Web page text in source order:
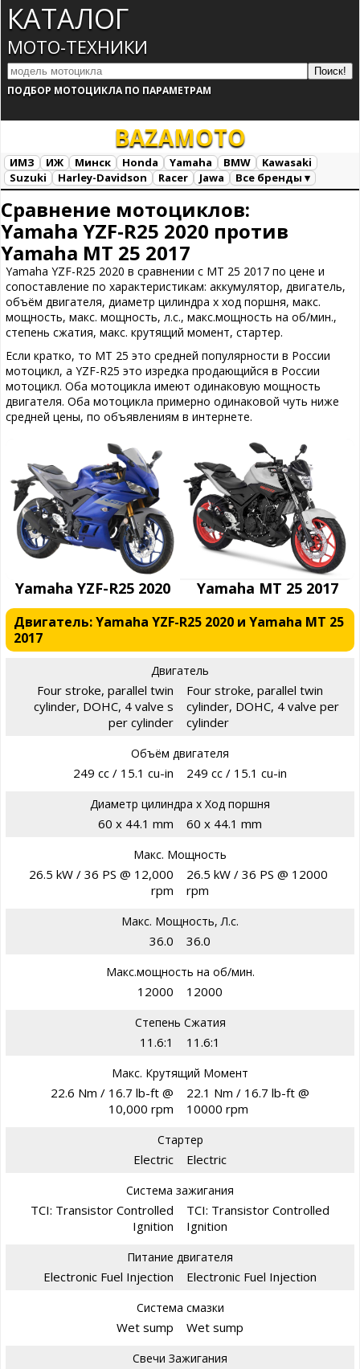
КАТАЛОГ
МОТО-ТЕХНИКИ
ПОДБОР МОТОЦИКЛА ПО ПАРАМЕТРАМ
BAZAMOTO
ИМЗ ИЖ Минск Honda Yamaha BMW
Kawasaki
Suzuki
Harley-Davidson Racer Jawa
Все бренды ▾
Сравнение мотоциклов:
Yamaha YZF-R25 2020 против
Yamaha MT 25 2017
Yamaha YZF-R25 2020 в сравнении с MT 25 2017 по цене и
сопоставление по характеристикам: аккумулятор, двигатель,
объём двигателя, диаметр цилиндра х ход поршня, макс.
мощность, макс. мощность, л.с., макс.мощность на об/мин.,
степень сжатия, макс. крутящий момент, стартер.
Если кратко, то MT 25 это средней популярности в России
мотоцикл, а YZF-R25 это изредка продающийся в России
мотоцикл. Оба мотоцикла имеют одинаковую мощность
двигателя. Оба мотоцикла примерно одинаковой чуть ниже
средней цены, по объявлениям в интернете.
Yamaha YZF-R25 2020 Yamaha MT 25 2017
Двигатель: Yamaha YZF-R25 2020 и Yamaha MT 25
2017
Двигатель
Four stroke, parallel twin
cylinder, DOHC, 4 valve s
per cylinder
Four stroke, parallel twin
cylinder, DOHC, 4 valve per
cylinder
Объём двигателя
249 cc / 15.1 cu-in 249 cc / 15.1 cu-in
Диаметр цилиндра х Ход поршня
60 x 44.1 mm 60 x 44.1 mm
Макс. Мощность
26.5 kW / 36 PS @ 12,000
rpm
26.5 kW / 36 PS @ 12000
rpm
Макс. Мощность, Л.с.
36.0 36.0
Макс.мощность на об/мин.
12000 12000
Степень Сжатия
11.6:1 11.6:1
Макс. Крутящий Момент
22.6 Nm / 16.7 lb-ft @
10,000 rpm
22.1 Nm / 16.7 lb-ft @
10000 rpm
Стартер
Electric Electric
Система зажигания
TCI: Transistor Controlled
Ignition
TCI: Transistor Controlled
Ignition
Питание двигателя
Electronic Fuel Injection Electronic Fuel Injection
Система смазки
Wet sump Wet sump
Свечи Зажигания